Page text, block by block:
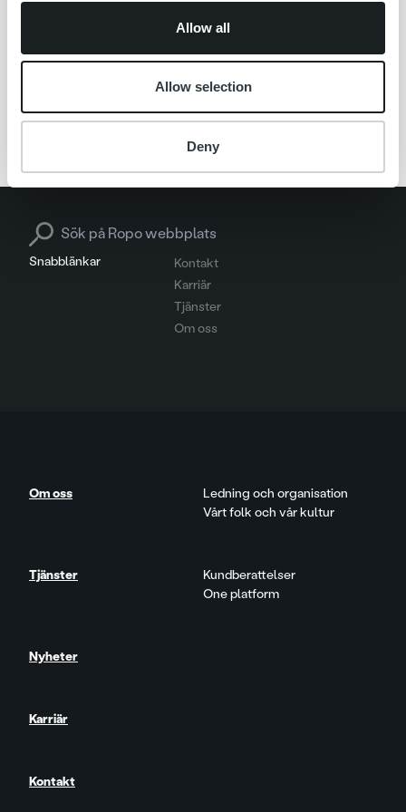
Allow all
Allow selection
Deny
fakturans livscykel till 2023.
posti messaging scandinavia
Ropo Capital Group
Sverige
Snabblänkar
Kontakt
Karriär
Tjänster
Om oss
Search for:
Om oss
Ledning och organisation
Vårt folk och vår kultur
Tjänster
Kundberattelser
One platform
Nyheter
Karriär
Kontakt